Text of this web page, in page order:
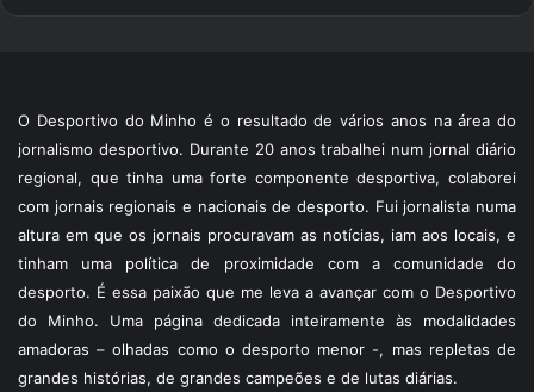
O Desportivo do Minho é o resultado de vários anos na área do
jornalismo desportivo. Durante 20 anos trabalhei num jornal diário
regional, que tinha uma forte componente desportiva, colaborei
com jornais regionais e nacionais de desporto. Fui jornalista numa
altura em que os jornais procuravam as notícias, iam aos locais, e
tinham uma política de proximidade com a comunidade do
desporto. É essa paixão que me leva a avançar com o Desportivo
do Minho. Uma página dedicada inteiramente às modalidades
amadoras – olhadas como o desporto menor -, mas repletas de
grandes histórias, de grandes campeões e de lutas diárias.